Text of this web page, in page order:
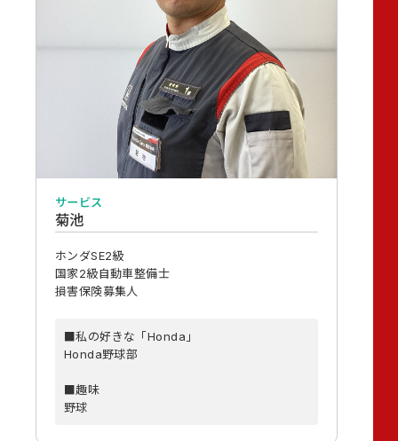
サービス
菊池
ホンダSE2級
国家2級自動車整備士
損害保険募集人
■私の好きな「Honda」
Honda野球部
■趣味
野球